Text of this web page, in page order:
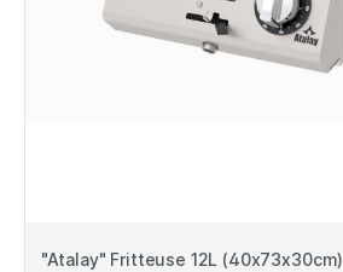
"Atalay" Fritteuse 12L (40x73x30cm)